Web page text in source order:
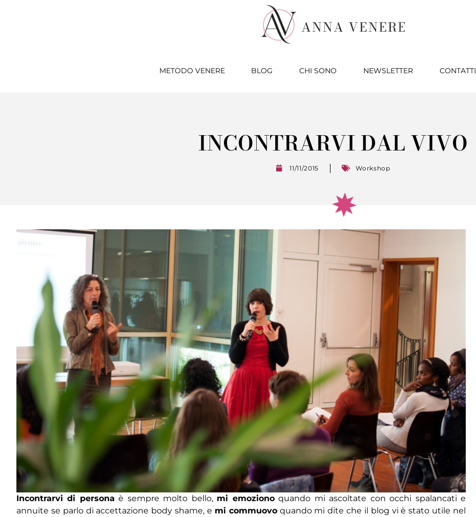
METODO VENERE BLOG CHI SONO NEWSLETTER CONTATTI
INCONTRARVI DAL VIVO
11/11/2015 Workshop
Incontrarvi di persona è sempre molto bello, mi emozionoquando mi ascoltate con occhi spalancati e
annuite se parlo di accettazione body shame, e mi commuovoquando mi dite che il blog vi è stato utile nel